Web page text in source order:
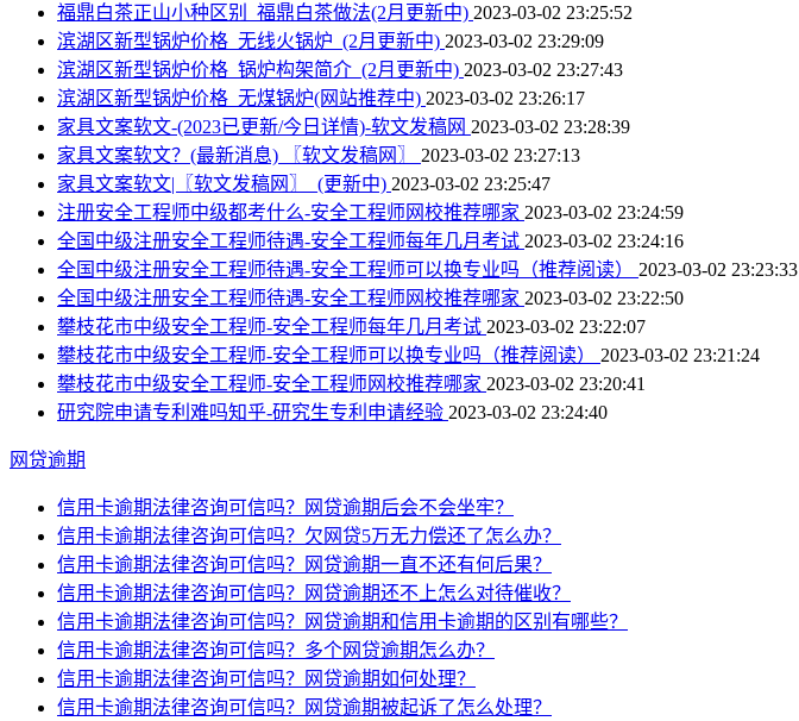
福鼎白茶正山小种区别_福鼎白茶做法(2月更新中) 2023-03-02 23:25:52
滨湖区新型锅炉价格_无线火锅炉_(2月更新中) 2023-03-02 23:29:09
滨湖区新型锅炉价格_锅炉构架简介_(2月更新中) 2023-03-02 23:27:43
滨湖区新型锅炉价格_无煤锅炉(网站推荐中) 2023-03-02 23:26:17
家具文案软文-(2023已更新/今日详情)-软文发稿网 2023-03-02 23:28:39
家具文案软文？(最新消息) 〖软文发稿网〗 2023-03-02 23:27:13
家具文案软文|〖软文发稿网〗_(更新中) 2023-03-02 23:25:47
注册安全工程师中级都考什么-安全工程师网校推荐哪家 2023-03-02 23:24:59
全国中级注册安全工程师待遇-安全工程师每年几月考试 2023-03-02 23:24:16
全国中级注册安全工程师待遇-安全工程师可以换专业吗（推荐阅读） 2023-03-02 23:23:33
全国中级注册安全工程师待遇-安全工程师网校推荐哪家 2023-03-02 23:22:50
攀枝花市中级安全工程师-安全工程师每年几月考试 2023-03-02 23:22:07
攀枝花市中级安全工程师-安全工程师可以换专业吗（推荐阅读） 2023-03-02 23:21:24
攀枝花市中级安全工程师-安全工程师网校推荐哪家 2023-03-02 23:20:41
研究院申请专利难吗知乎-研究生专利申请经验 2023-03-02 23:24:40
网贷逾期
信用卡逾期法律咨询可信吗？网贷逾期后会不会坐牢？
信用卡逾期法律咨询可信吗？欠网贷5万无力偿还了怎么办？
信用卡逾期法律咨询可信吗？网贷逾期一直不还有何后果？
信用卡逾期法律咨询可信吗？网贷逾期还不上怎么对待催收？
信用卡逾期法律咨询可信吗？网贷逾期和信用卡逾期的区别有哪些？
信用卡逾期法律咨询可信吗？多个网贷逾期怎么办？
信用卡逾期法律咨询可信吗？网贷逾期如何处理？
信用卡逾期法律咨询可信吗？网贷逾期被起诉了怎么处理？